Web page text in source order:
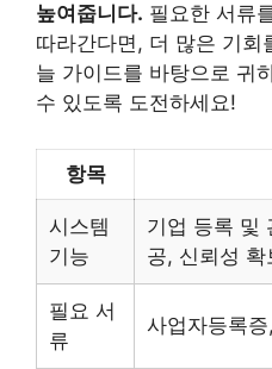
높여줍니다. 필요한 서류
따라간다면, 더 많은 기회
늘 가이드를 바탕으로 귀
수 있도록 도전하세요!
항목
시스템
기능
기업 등록 및
공, 신뢰성 확
필요 서
류
사업자등록